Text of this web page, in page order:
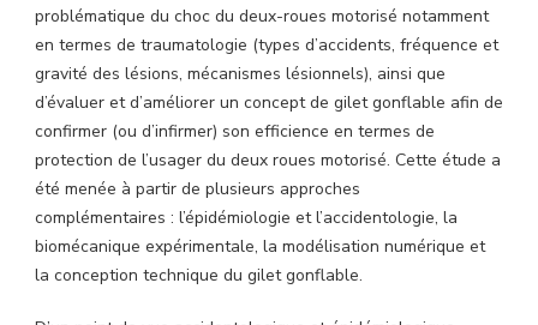
problématique du choc du deux-roues motorisé notamment
en termes de traumatologie (types d’accidents, fréquence et
gravité des lésions, mécanismes lésionnels), ainsi que
d’évaluer et d’améliorer un concept de gilet gonflable afin de
confirmer (ou d’infirmer) son efficience en termes de
protection de l’usager du deux roues motorisé. Cette étude a
été menée à partir de plusieurs approches
complémentaires : l’épidémiologie et l’accidentologie, la
biomécanique expérimentale, la modélisation numérique et
la conception technique du gilet gonflable.